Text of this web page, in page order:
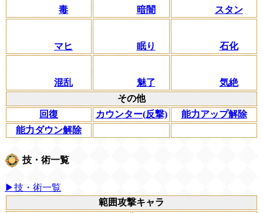
毒 暗闇 スタン
マヒ 眠り 石化
混乱 魅了
気絶
その他
回復
カウンター(反撃)
能力アップ解除
能力ダウン解除
技・術一覧
▶技・術一覧
範囲攻撃キャラ